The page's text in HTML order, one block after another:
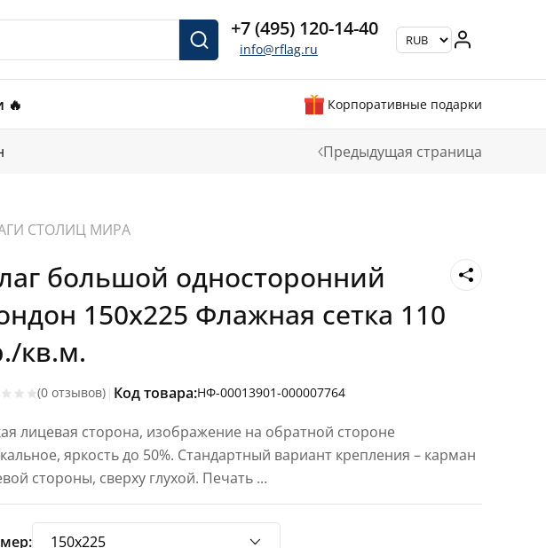
+7 (495) 120-14-40
info@rflag.ru
🔥 Корпоративные подарки
Предыдущая страница
СТОЛИЦ МИРА
большой односторонний
150х225 Флажная сетка 110
кв.м.
(0 отзывов) | Код товара:НФ-00013901-000007764
лицевая сторона, изображение на обратной стороне
яркость до 50%. Стандартный вариант крепления – карман
стороны, сверху глухой. Печать ...